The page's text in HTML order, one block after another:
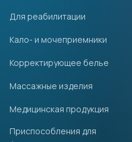
Для реабилитации
Кало- и мочеприемники
Корректирующее белье
Массажные изделия
Медицинская продукция
Приспособления для